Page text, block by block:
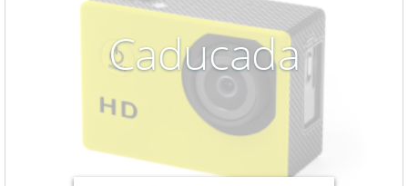
Caducada